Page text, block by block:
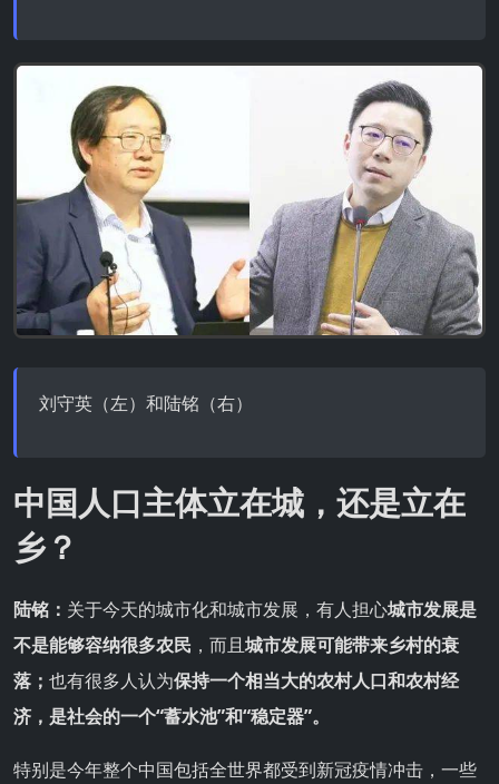
刘守英（左）和陆铭（右）
中国人口主体立在城，还是立在
乡？
陆铭： 关于今天的城市化和城市发展，有人担心城市发展是
不是能够容纳很多农民 ，而且城市发展可能带来乡村的衰
落； 也有很多人认为保持一个相当大的农村人口和农村经
济，是社会的一个“蓄水池”和“稳定器”。
特别是今年整个中国包括全世界都受到新冠疫情冲击，一些